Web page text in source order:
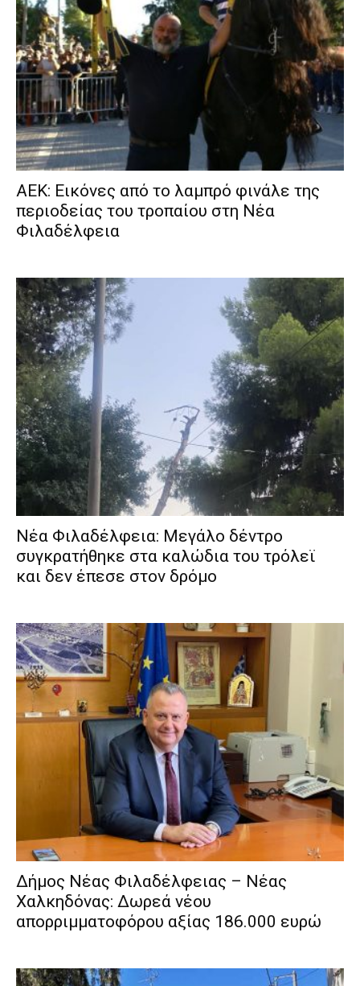
ΑΕΚ: Εικόνες από το λαμπρό φινάλε της
περιοδείας του τροπαίου στη Νέα
Φιλαδέλφεια
Νέα Φιλαδέλφεια: Μεγάλο δέντρο
συγκρατήθηκε στα καλώδια του τρόλεϊ
και δεν έπεσε στον δρόμο
Δήμος Νέας Φιλαδέλφειας – Νέας
Χαλκηδόνας: Δωρεά νέου
απορριμματοφόρου αξίας 186.000 ευρώ